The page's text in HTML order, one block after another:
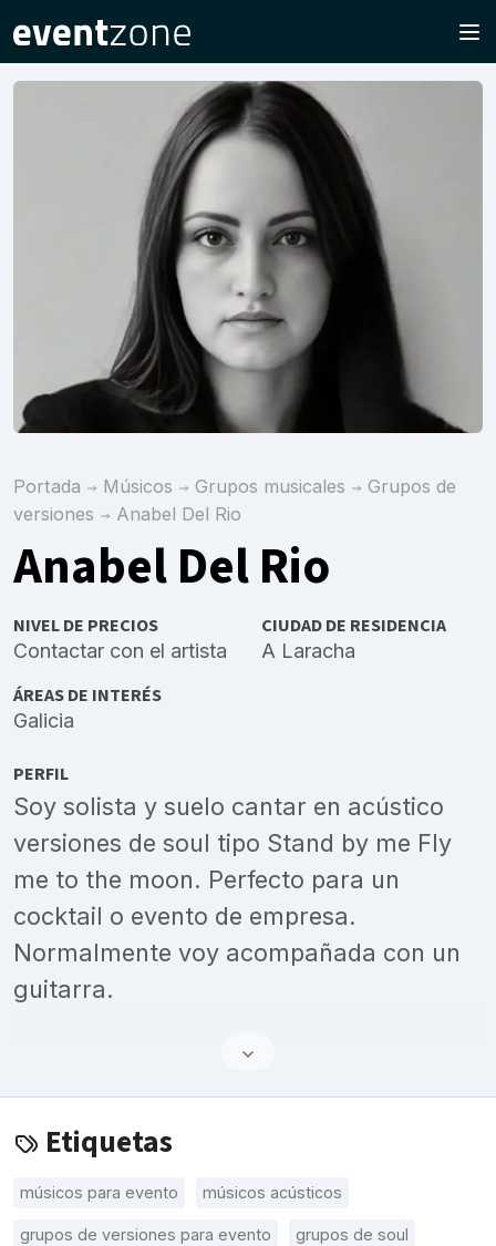
Portada Músicos Grupos musicales
Grupos de
versiones
Anabel Del Rio
Anabel Del Rio
NIVEL DE PRECIOS
Contactar con el artista
CIUDAD DE RESIDENCIA
A Laracha
ÁREAS DE INTERÉS
Galicia
PERFIL
Soy solista y suelo cantar en acústico
versiones de soul tipo Stand by me Fly
me to the moon. Perfecto para un
cocktail o evento de empresa.
Normalmente voy acompañada con un
guitarra.
Etiquetas
músicos para evento músicos acústicos
grupos de versiones para evento grupos de soul